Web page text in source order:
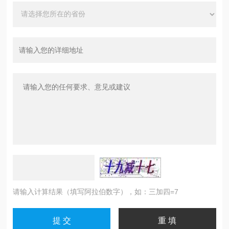
请输入计算结果（填写阿拉伯数字），如：三加四=7